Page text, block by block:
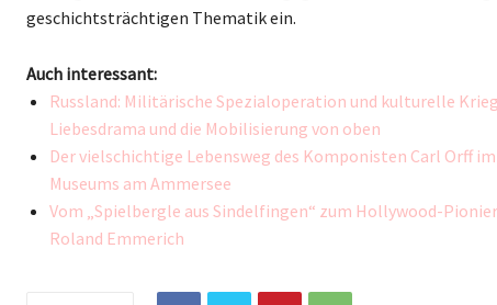
geschichtsträchtigen Thematik ein.
Auch interessant:
Russland: Militärische Spezialoperation und kulturelle
Liebesdrama und die Mobilisierung von oben
Der vielschichtige Lebensweg des Komponisten Carl Orff
Museums am Ammersee
Vom „Spielbergle aus Sindelfingen“ zum Hollywood-
Roland Emmerich